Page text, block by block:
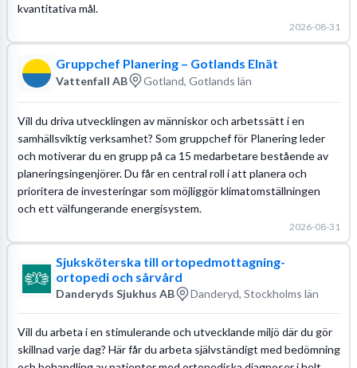
kvantitativa mål.
2026-08-31
Gruppchef Planering – Gotlands Elnät
Vattenfall AB Gotland, Gotlands län
Vill du driva utvecklingen av människor och arbetssätt i en
samhällsviktig verksamhet? Som gruppchef för Planering leder
och motiverar du en grupp på ca 15 medarbetare bestående av
planeringsingenjörer. Du får en central roll i att planera och
prioritera de investeringar som möjliggör klimatomställningen
och ett välfungerande energisystem.
2026-08-31
Sjuksköterska till ortopedmottagning-
ortopedi och sårvård
Danderyds Sjukhus AB Danderyd, Stockholms län
Vill du arbeta i en stimulerande och utvecklande miljö där du gör
skillnad varje dag? Här får du arbeta självständigt med bedömning